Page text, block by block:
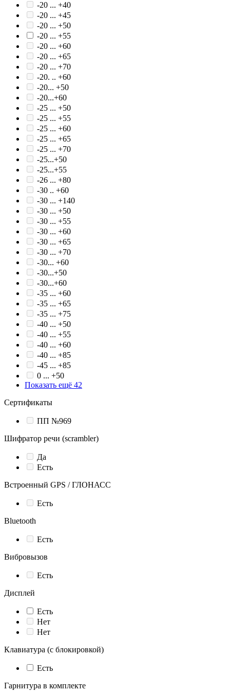
-20 ... +40
-20 ... +45
-20 ... +50
-20 ... +55
-20 ... +60
-20 ... +65
-20 ... +70
-20. .. +60
-20... +50
-20...+60
-25 ... +50
-25 ... +55
-25 ... +60
-25 ... +65
-25 ... +70
-25...+50
-25...+55
-26 ... +80
-30 .. +60
-30 ... +140
-30 ... +50
-30 ... +55
-30 ... +60
-30 ... +65
-30 ... +70
-30... +60
-30...+50
-30...+60
-35 ... +60
-35 ... +65
-35 ... +75
-40 ... +50
-40 ... +55
-40 ... +60
-40 ... +85
-45 ... +85
0 ... +50
Показать ещё 42
Сертификаты
ПП №969
Шифратор речи (scrambler)
Да
Есть
Встроенный GPS / ГЛОНАСС
Есть
Bluetooth
Есть
Вибровызов
Есть
Дисплей
Есть
Нет
Нет
Клавиатура (с блокировкой)
Есть
Гарнитура в комплекте